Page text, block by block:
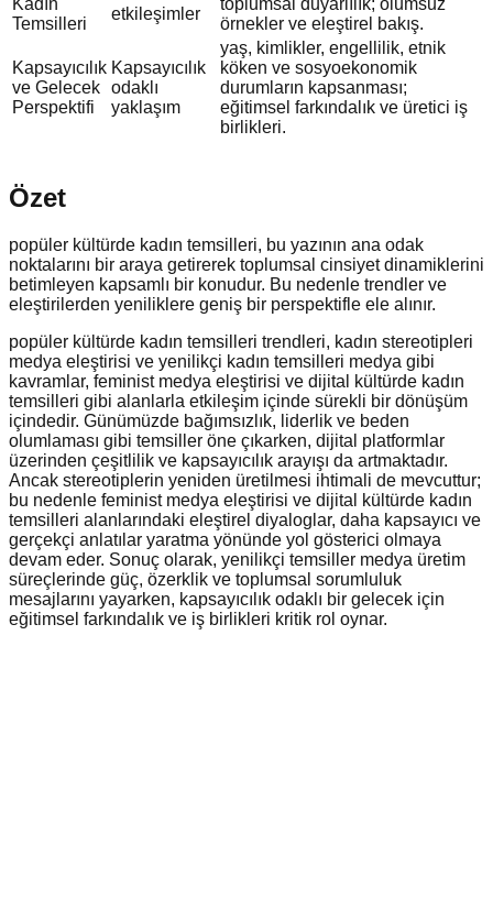
Kadın
Temsilleri
etkileşimler
toplumsal duyarlılık; olumsuz
örnekler ve eleştirel bakış.
Kapsayıcılık
ve Gelecek
Perspektifi
Kapsayıcılık
odaklı
yaklaşım
yaş, kimlikler, engellilik, etnik
köken ve sosyoekonomik
durumların kapsanması;
eğitimsel farkındalık ve üretici iş
birlikleri.
Özet
popüler kültürde kadın temsilleri, bu yazının ana odak
noktalarını bir araya getirerek toplumsal cinsiyet dinamiklerini
betimleyen kapsamlı bir konudur. Bu nedenle trendler ve
eleştirilerden yeniliklere geniş bir perspektifle ele alınır.
popüler kültürde kadın temsilleri trendleri, kadın stereotipleri
medya eleştirisi ve yenilikçi kadın temsilleri medya gibi
kavramlar, feminist medya eleştirisi ve dijital kültürde kadın
temsilleri gibi alanlarla etkileşim içinde sürekli bir dönüşüm
içindedir. Günümüzde bağımsızlık, liderlik ve beden
olumlaması gibi temsiller öne çıkarken, dijital platformlar
üzerinden çeşitlilik ve kapsayıcılık arayışı da artmaktadır.
Ancak stereotiplerin yeniden üretilmesi ihtimali de mevcuttur;
bu nedenle feminist medya eleştirisi ve dijital kültürde kadın
temsilleri alanlarındaki eleştirel diyaloglar, daha kapsayıcı ve
gerçekçi anlatılar yaratma yönünde yol gösterici olmaya
devam eder. Sonuç olarak, yenilikçi temsiller medya üretim
süreçlerinde güç, özerklik ve toplumsal sorumluluk
mesajlarını yayarken, kapsayıcılık odaklı bir gelecek için
eğitimsel farkındalık ve iş birlikleri kritik rol oynar.